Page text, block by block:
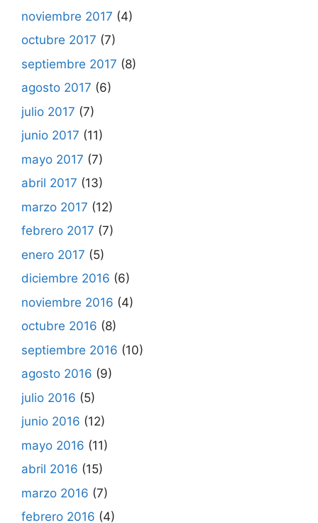
noviembre 2017 (4)
octubre 2017 (7)
septiembre 2017 (8)
agosto 2017 (6)
julio 2017 (7)
junio 2017 (11)
mayo 2017 (7)
abril 2017 (13)
marzo 2017 (12)
febrero 2017 (7)
enero 2017 (5)
diciembre 2016 (6)
noviembre 2016 (4)
octubre 2016 (8)
septiembre 2016 (10)
agosto 2016 (9)
julio 2016 (5)
junio 2016 (12)
mayo 2016 (11)
abril 2016 (15)
marzo 2016 (7)
febrero 2016 (4)